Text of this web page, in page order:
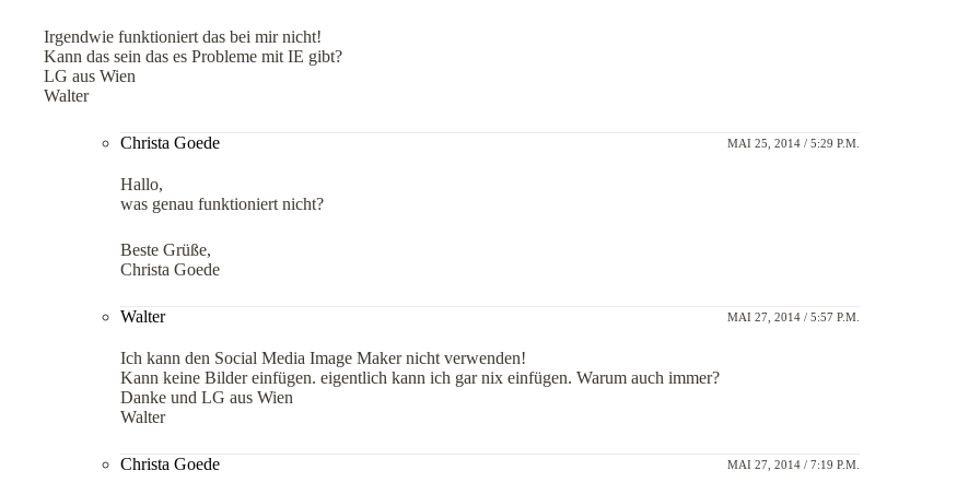
Irgendwie funktioniert das bei mir nicht!
Kann das sein das es Probleme mit IE gibt?
LG aus Wien
Walter
Christa Goede MAI 25, 2014 / 5:29 P.M.
Hallo,
was genau funktioniert nicht?
Beste Grüße,
Christa Goede
Walter MAI 27, 2014 / 5:57 P.M.
Ich kann den Social Media Image Maker nicht verwenden!
Kann keine Bilder einfügen. eigentlich kann ich gar nix einfügen. Warum auch immer?
Danke und LG aus Wien
Walter
Christa Goede MAI 27, 2014 / 7:19 P.M.